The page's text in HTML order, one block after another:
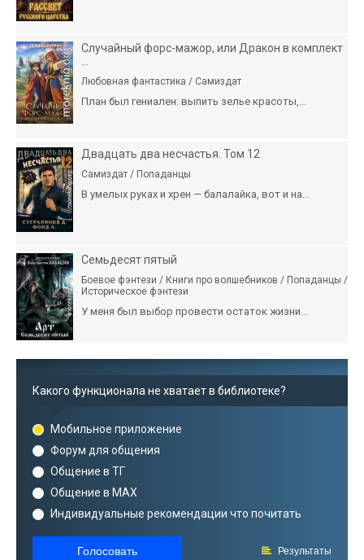
Случайный форс-мажор, или Дракон в комплект
Любовная фантастика / Самиздат
План был гениален: выпить зелье красоты,...
Двадцать два несчастья. Том 12
Самиздат / Попаданцы
В умелых руках и хрен — балалайка, вот и на...
Семьдесят пятый
Боевое фэнтези / Книги про волшебников / Попаданцы /
Историческое фэнтези
У меня был выбор провести остаток жизни...
Какого функционала не хватает в библиотеке?
Мобильное приложение
Форум для общения
Общение в ТГ
Общение в MAX
Индивидуальные рекомендации что почитать
Голосовать Результаты